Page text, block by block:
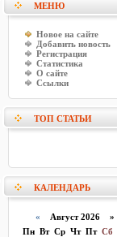
МЕНЮ
Новое на сайте
Добавить новость
Регистрация
Статистика
О сайте
Ссылки
ТОП СТАТЬИ
КАЛЕНДАРЬ
« Август 2026 »
Пн Вт Ср Чт Пт Сб